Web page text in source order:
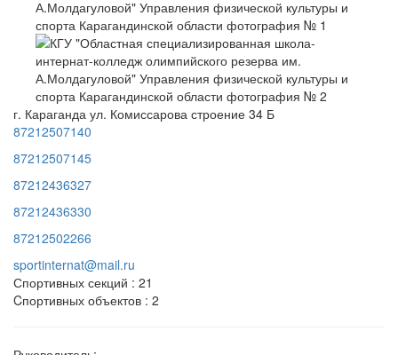
г. Караганда ул. Комиссарова строение 34 Б
87212507140
87212507145
87212436327
87212436330
87212502266
sportinternat@mail.ru
Спортивных секций : 21
Cпортивных объектов : 2